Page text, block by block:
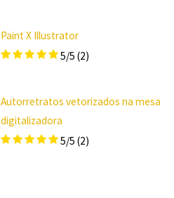
Paint X Illustrator
5/5 (2)
Autorretratos vetorizados na mesa
digitalizadora
5/5 (2)